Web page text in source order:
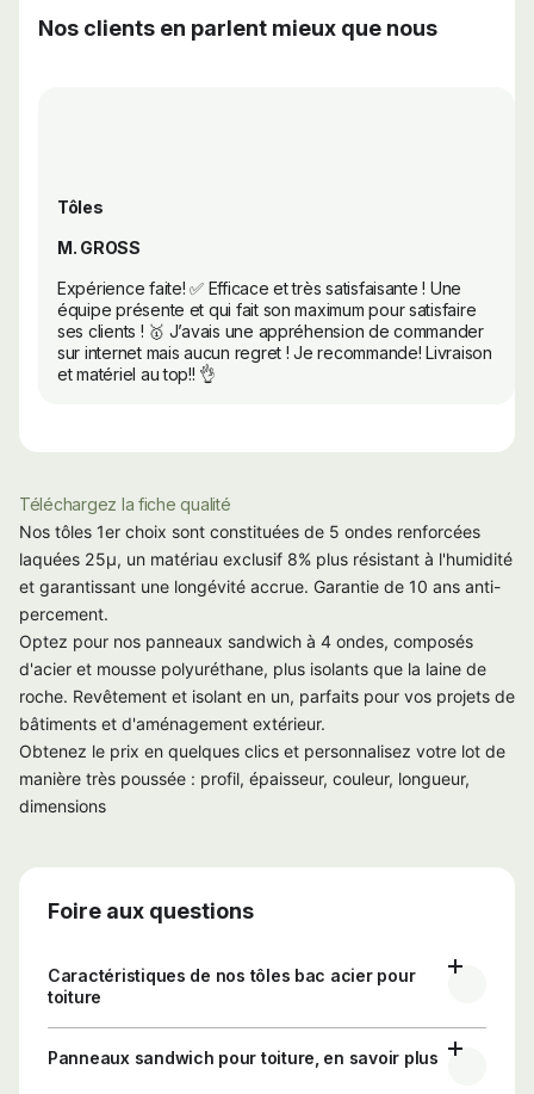
Nos clients en parlent mieux que nous
Tôles
M. GROSS
Expérience faite! ✅ Efficace et très satisfaisante ! Une
équipe présente et qui fait son maximum pour satisfaire
ses clients ! 🥇 J’avais une appréhension de commander
sur internet mais aucun regret ! Je recommande! Livraison
et matériel au top!! 👌
Téléchargez la fiche qualité
Nos tôles 1er choix sont constituées de 5 ondes renforcées
laquées 25µ, un matériau exclusif 8% plus résistant à l'humidité
et garantissant une longévité accrue. Garantie de 10 ans anti-
percement.
Optez pour nos panneaux sandwich à 4 ondes, composés
d'acier et mousse polyuréthane, plus isolants que la laine de
roche. Revêtement et isolant en un, parfaits pour vos projets de
bâtiments et d'aménagement extérieur.
Obtenez le prix en quelques clics et personnalisez votre lot de
manière très poussée : profil, épaisseur, couleur, longueur,
dimensions
Foire aux questions
Caractéristiques de nos tôles bac acier pour
toiture
Panneaux sandwich pour toiture, en savoir plus